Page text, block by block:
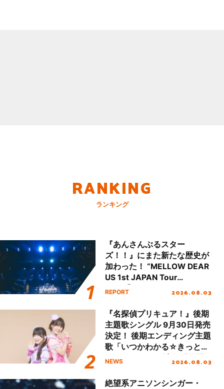
RANKING
ランキング
『あんさんぶるスター
ズ！！』にまた新たな歴史が
加わった！ “MELLOW DEAR
US 1st JAPAN Tour
Final「NICE to meet YOU
ート!!
REPORT 2026.08.03
『名探偵プリキュア！』後期
主題歌シングル 9月30日発売
決定！ 後期エンディング主題
歌「いつかわかる☆きっとあ
える」TVサイズ先行配信開
NEWS 2026.08.03
絶望系アニソンシンガー・